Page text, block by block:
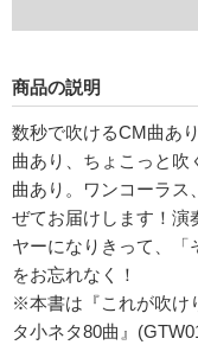
商品の説明
数秒で吹けるCM曲あ
曲あり、ちょこっと吹
曲あり。ワンコーラス
ぜてお届けします！演
ヤーになりきって、「
をお忘れなく！
※本書は『これが吹け
タ小ネタ80曲』